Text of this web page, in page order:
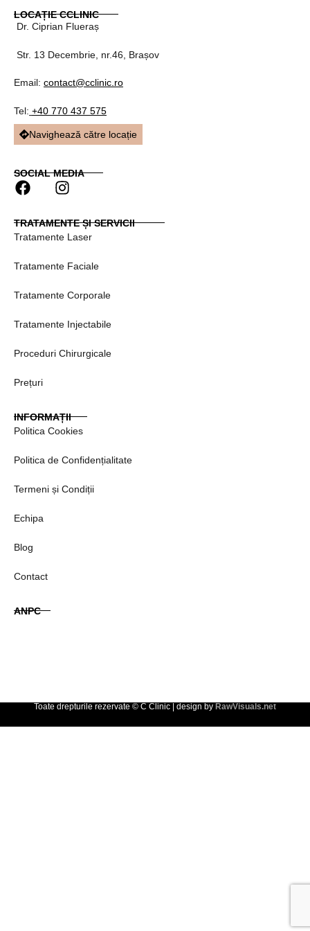
LOCAȚIE CCLINIC
Dr. Ciprian Flueraș
Str. 13 Decembrie, nr.46, Brașov
Email: contact@cclinic.ro
Tel: +40 770 437 575
Navighează către locație
SOCIAL MEDIA
F
a
c
e
o
k
I
s
t
g
a
TRATAMENTE ȘI SERVICII
Tratamente Laser
Tratamente Faciale
Tratamente Corporale
Tratamente Injectabile
Proceduri Chirurgicale
Prețuri
INFORMAȚII
Politica Cookies
Politica de Confidențialitate
Termeni și Condiții
Echipa
Blog
Contact
ANPC
Toate drepturile rezervate © C Clinic | design by RawVisuals.net